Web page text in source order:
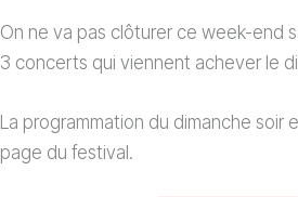
On ne va pas clôturer ce week-end
3 concerts qui viennent achever le
La programmation du dimanche soir
page du festival.